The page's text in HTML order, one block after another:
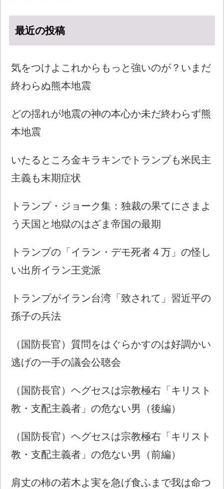
最近の投稿
気をつけよこれからもっと強いのが？いまだ
終わらぬ熊本地震
どの揺れが地震の神の本心か未だ終わらず熊
本地震
いたるところ金キラキンでトランプも米民主
主義も末期症状
トランプ・ジョーク集：独裁の果てにさまよ
う天国と地獄のはざま帝国の最期
トランプの「イラン・デモ死者４万」の怪し
い出所イラン王党派
トランプがイラン台湾「致されて」習近平の
孫子の兵法
（国防長官）質問をはぐらかすのは好調かい
逃げの一手の議会公聴会
（国防長官）ヘグセスは宗教極右「キリスト
教・支配主義者」の危ない男（後編）
（国防長官）ヘグセスは宗教極右「キリスト
教・支配主義者」の危ない男（前編）
肩丈の柿の若木よ実を急げ食ふまで我は命つ